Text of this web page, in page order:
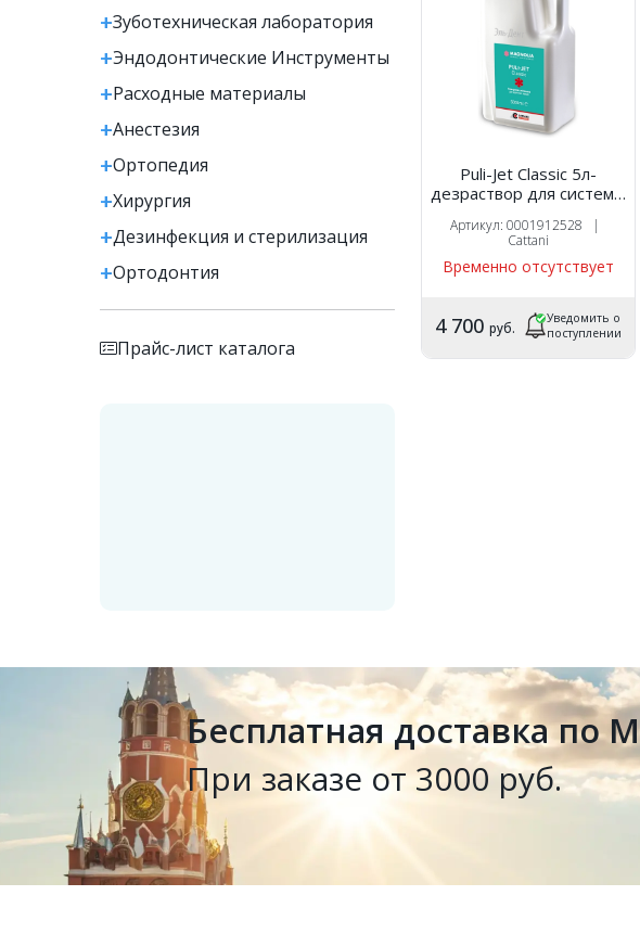
Зуботехническая лаборатория
Эндодонтические Инструменты
Расходные материалы
Анестезия
Ортопедия
Хирургия
Дезинфекция и стерилизация
Ортодонтия
Прайс-лист каталога
Puli-Jet Classic 5л-
дезраствор для системы
(Италия)
Артикул: 0001912528 |
Cattani
Временно отсутствует
4 700 руб.
Уведомить о
поступлении
Бесплатная доставка по
При заказе от 3000 руб.